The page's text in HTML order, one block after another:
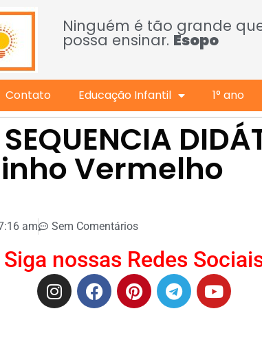
Ninguém é tão grande
possa ensinar. Esopo
Contato Educação Infantil 1° ano
Vermelho
am Sem Comentários
Siga nossas Redes